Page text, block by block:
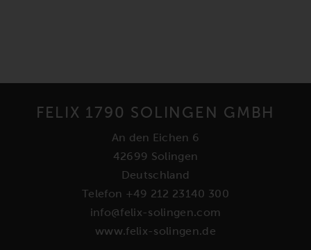
FELIX 1790 SOLINGEN GMBH
An den Eichen 6
42699 Solingen
Deutschland
Telefon +49 212 23140 300
info@felix-solingen.com
www.felix-solingen.de